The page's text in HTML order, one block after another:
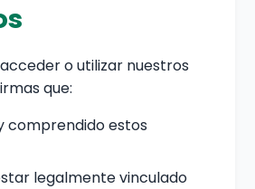
o utilizar nuestros
que:
comprendido estos
legalmente vinculado